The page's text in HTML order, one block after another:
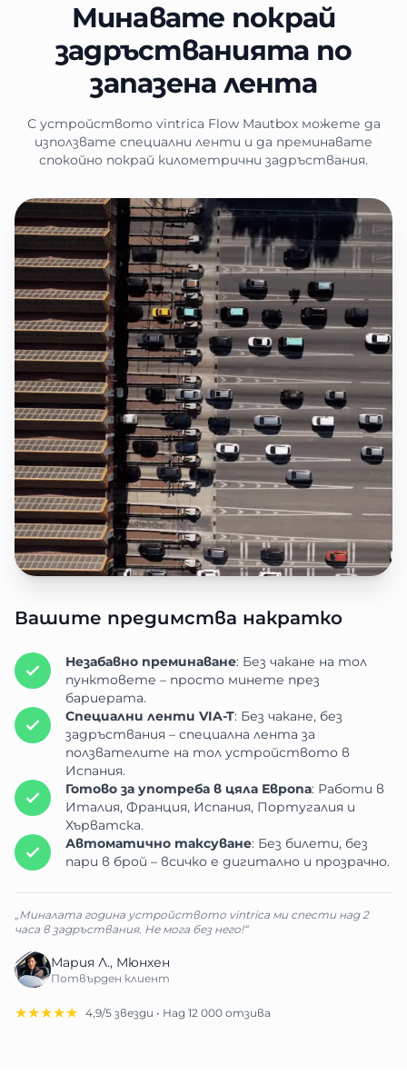
Минавате покрай
задръстванията по
запазена лента
С устройството vintrica Flow Mautbox можете да
използвате специални ленти и да преминавате
спокойно покрай километрични задръствания.
Вашите предимства накратко
Незабавно преминаване: Без чакане на тол
пунктовете – просто минете през
бариерата.
Специални ленти VIA-T: Без чакане, без
задръствания – специална лента за
ползвателите на тол устройството в
Испания.
Готово за употреба в цяла Европа: Работи в
Италия, Франция, Испания, Португалия и
Хърватска.
Автоматично таксуване: Без билети, без
пари в брой – всичко е дигитално и прозрачно.
„Миналата година устройството vintrica ми спести над 2
часа в задръствания. Не мога без него!“
Мария Л., Мюнхен
Потвърден клиент
★★★★★ 4,9/5 звезди • Над 12 000 отзива